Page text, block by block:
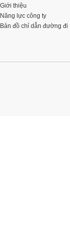
Giới thiệu
Năng lực công ty
Bản đồ chỉ dẫn đường đi